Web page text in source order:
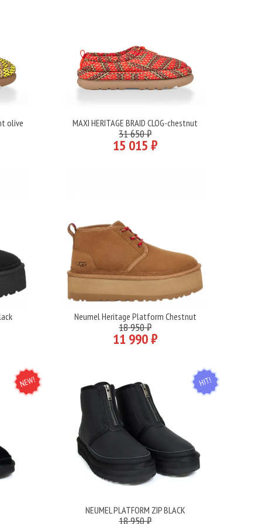
olive Подробнее
MAXI HERITAGE BRAID CLOG-chestnut
31 650 ₽
15 015 ₽
Подробнее
Neumel Heritage Platform Chestnut
18 950 ₽
11 990 ₽
NEW HIT
Подробнее
NEUMEL PLATFORM ZIP BLACK
18 950 ₽